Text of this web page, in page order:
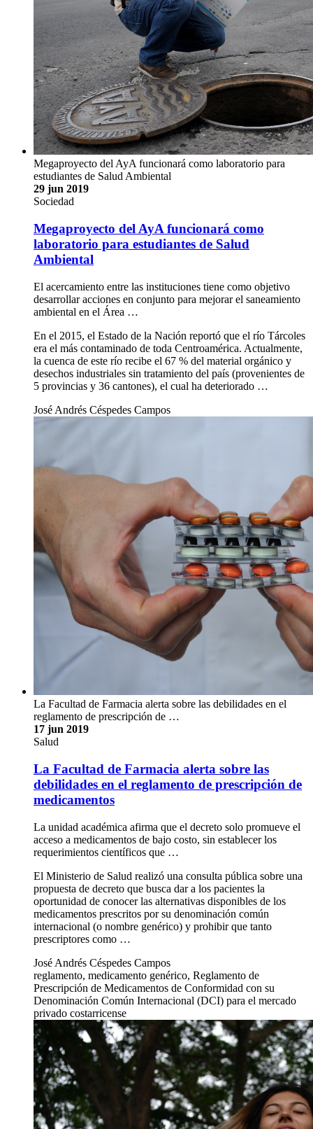
consume correctamente, pero también es un contaminante si
se desecha de manera incorrecta
Una de las formas más comunes para tratar cualquier
enfermedad o padecimiento es consumir medicamentos, pero
el mal almacenamiento, la automedicación, la combinación de
fármacos y las malas prácticas para desecharlos también
pueden generar efectos indeseados en la salud y el medio
ambiente. …
José Andrés Céspedes Campos, Katzy O`neal Coto
#consumoconsciente, medicamentos, salud, ambiente
Sociedad
Megaproyecto del AyA funcionará como
laboratorio para estudiantes de Salud
Ambiental
El acercamiento entre las instituciones tiene como objetivo
desarrollar acciones en conjunto para mejorar el saneamiento
ambiental en el Área …
En el 2015, el Estado de la Nación reportó que el río Tárcoles
era el más contaminado de toda Centroamérica. Actualmente,
la cuenca de este río recibe el 67 % del material orgánico y
desechos industriales sin tratamiento del país (provenientes de
5 provincias y 36 cantones), el cual ha deteriorado …
José Andrés Céspedes Campos
La Facultad de Farmacia alerta sobre las debilidades en el
reglamento de prescripción de …
17 jun 2019
Salud
La Facultad de Farmacia alerta sobre las
debilidades en el reglamento de prescripción de
medicamentos
La unidad académica afirma que el decreto solo promueve el
acceso a medicamentos de bajo costo, sin establecer los
requerimientos científicos que …